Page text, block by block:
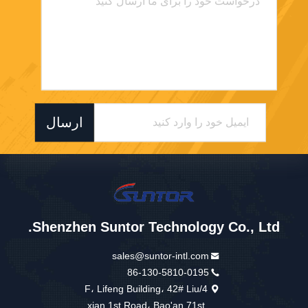
ارسال
Shenzhen Suntor Technology Co., Ltd.
sales@suntor-intl.com
86-130-5810-0195
4/F، Lifeng Building، 42# Liu
xian 1st Road، Bao'an 71st